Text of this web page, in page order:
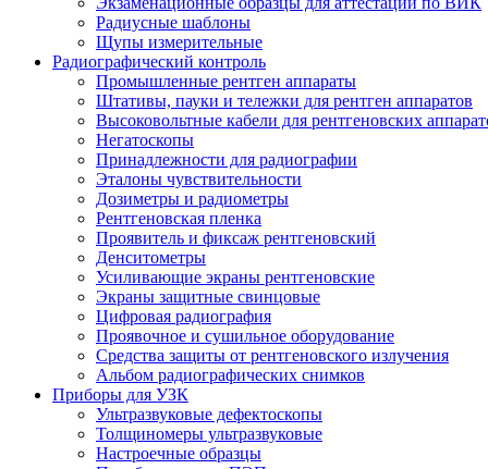
Радиусные шаблоны
Щупы измерительные
Радиографический контроль
Промышленные рентген аппараты
Штативы, пауки и тележки для рентген аппаратов
Высоковольтные кабели для рентгеновских
Негатоскопы
Принадлежности для радиографии
Эталоны чувствительности
Дозиметры и радиометры
Рентгеновская пленка
Проявитель и фиксаж рентгеновский
Денситометры
Усиливающие экраны рентгеновские
Экраны защитные свинцовые
Цифровая радиография
Проявочное и сушильное оборудование
Средства защиты от рентгеновского излучения
Альбом радиографических снимков
Приборы для УЗК
Ультразвуковые дефектоскопы
Толщиномеры ультразвуковые
Настроечные образцы